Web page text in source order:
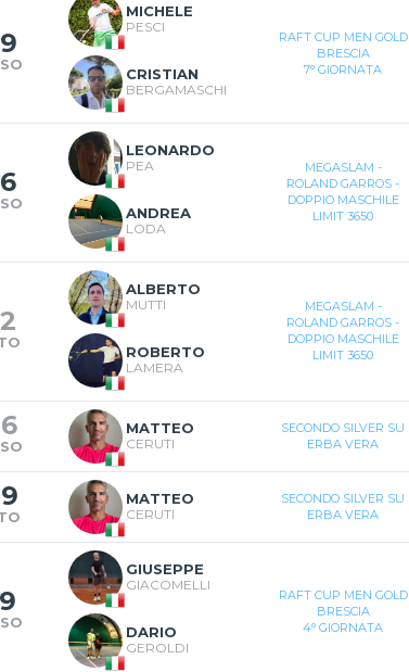
9
MICHELE
PESCI
CRISTIAN
BERGAMASCHI
RAFT CUP MEN GOLD
BRESCIA
7° GIORNATA
6
LEONARDO
PEA
ANDREA
LODA
MEGASLAM -
ROLAND GARROS -
DOPPIO MASCHILE
LIMIT 3650
2
ALBERTO
MUTTI
ROBERTO
LAMERA
MEGASLAM -
ROLAND GARROS -
DOPPIO MASCHILE
LIMIT 3650
6 MATTEO
CERUTI
SECONDO SILVER SU
ERBA VERA
9 MATTEO
CERUTI
SECONDO SILVER SU
ERBA VERA
9
GIUSEPPE
GIACOMELLI
DARIO
GEROLDI
RAFT CUP MEN GOLD
BRESCIA
4° GIORNATA